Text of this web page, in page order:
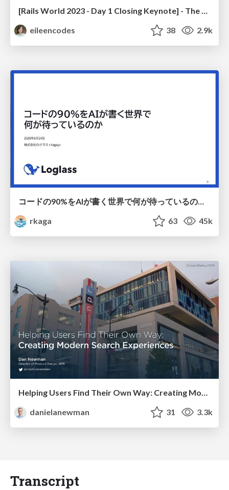
[Rails World 2023 - Day 1 Closing Keynote] - The Magic of Rails
eileencodes
38 2.9k
コードの90%をAIが書く世界で何が待っているのか / What awaits us in a world where 90% of the code is written by AI
rkaga
63 45k
Helping Users Find Their Own Way: Creating Modern Search Experiences
danielanewman
31 3.3k
Transcript